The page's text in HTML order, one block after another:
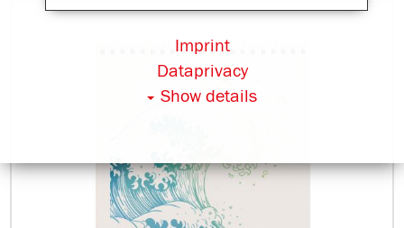
Show details
Dataprivacy
Imprint